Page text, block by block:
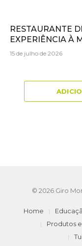
RESTAURANTE
EXPERIÊNCIA À
15 de julho de 2026
© 2026 Giro
Home
Produtos